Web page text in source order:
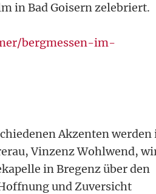
in Bad Goisern zelebriert.
bergmessen-im-
Akzenten werden
Vinzenz Wohlwend,
in Bregenz über den
und Zuversicht